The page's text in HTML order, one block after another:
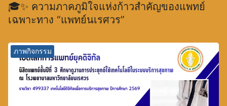
🎓✨ ความภาคภูมิใจแห่งก้าวสำคัญของแพทย์
เฉพาะทาง “แพทย์นเรศวร”
ภาพกิจกรรม